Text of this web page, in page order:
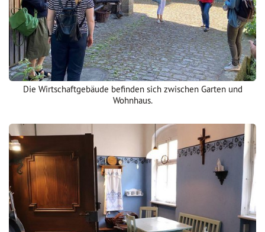
Die Wirtschaftgebäude befinden sich zwischen Garten und
Wohnhaus.